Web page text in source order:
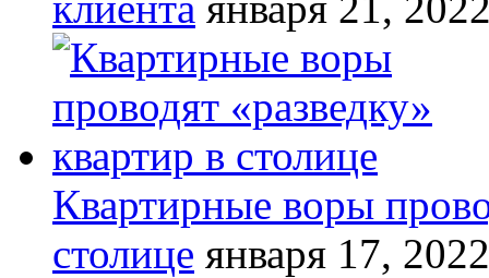
Квартирные воры
столице января 17, 2022